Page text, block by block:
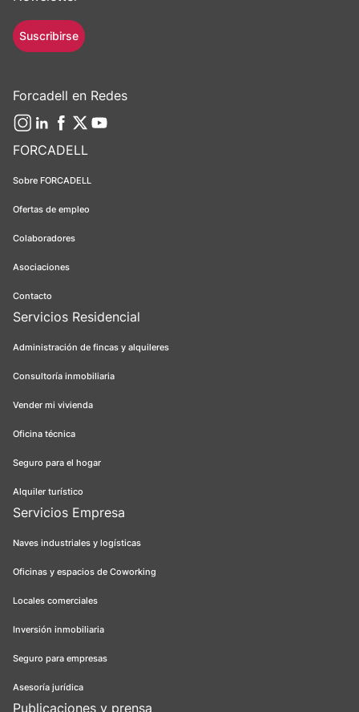
FORCADELL
Sobre FORCADELL
Ofertas de empleo
Colaboradores
Asociaciones
Contacto
Servicios Residencial
Administración de fincas y alquileres
Consultoría inmobiliaria
Vender mi vivienda
Oficina técnica
Seguro para el hogar
Alquiler turístico
Servicios Empresa
Naves industriales y logísticas
Oficinas y espacios de Coworking
Locales comerciales
Inversión inmobiliaria
Seguro para empresas
Asesoría jurídica
Publicaciones y prensa
Suscribirse
Forcadell en Redes